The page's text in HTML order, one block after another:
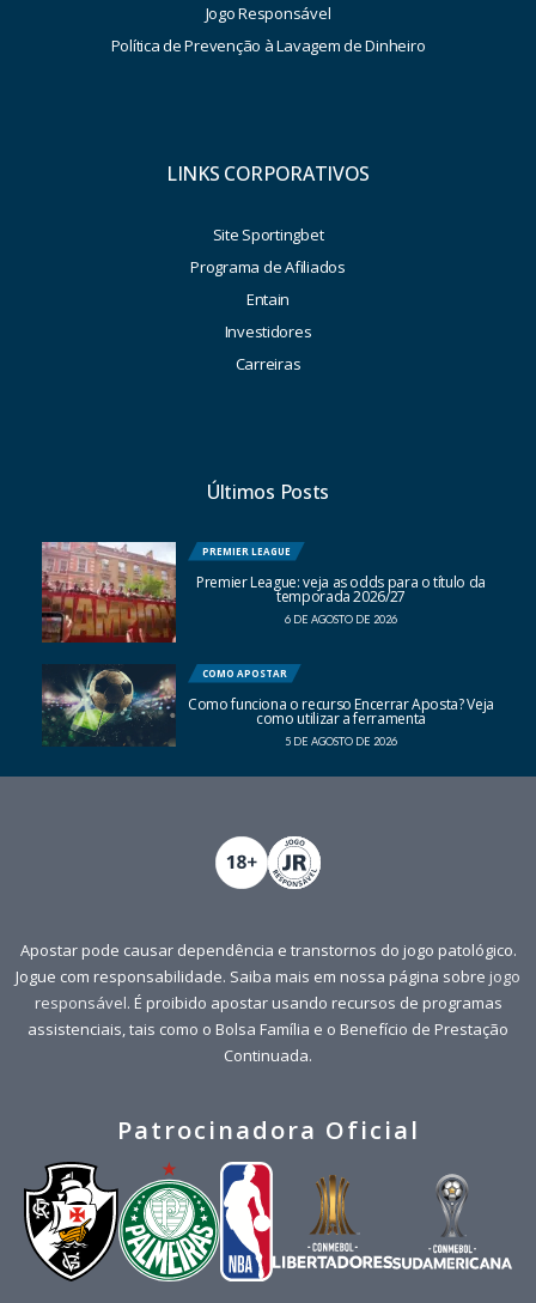
Jogo Responsável
Política de Prevenção à Lavagem de Dinheiro
LINKS CORPORATIVOS
Site Sportingbet
Programa de Afiliados
Entain
Investidores
Carreiras
Últimos Posts
PREMIER LEAGUE
Premier League: veja as odds para o título da
temporada 2026/27
6 DE AGOSTO DE 2026
COMO APOSTAR
Como funciona o recurso Encerrar Aposta? Veja
como utilizar a ferramenta
5 DE AGOSTO DE 2026
Apostar pode causar dependência e transtornos do jogo patológico.
Jogue com responsabilidade. Saiba mais em nossa página sobre jogo
responsável. É proibido apostar usando recursos de programas
assistenciais, tais como o Bolsa Família e o Benefício de Prestação
Continuada.
Patrocinadora Oficial